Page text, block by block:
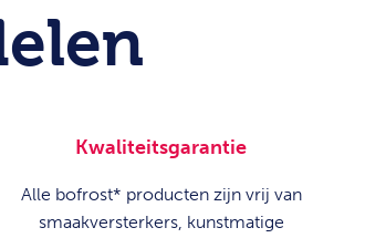
Kwaliteitsgarantie
Alle bofrost* producten zijn vrij van
smaakversterkers, kunstmatige